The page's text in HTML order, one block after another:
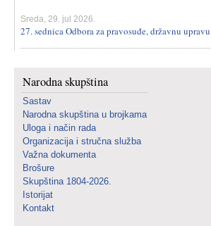
Sreda, 29. jul 2026.
27. sednica Odbora za pravosuđe, državnu
Narodna skupština
Sastav
Narodna skupština u brojkama
Uloga i način rada
Organizacija i stručna služba
Važna dokumenta
Brošure
Skupština 1804-2026.
Istorijat
Kontakt